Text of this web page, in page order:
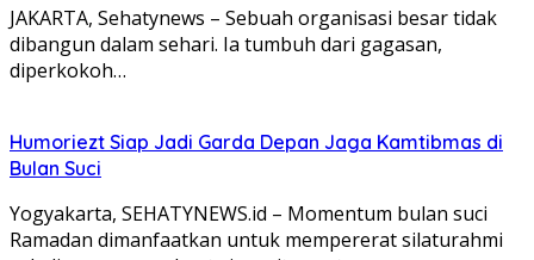
JAKARTA, Sehatynews – Sebuah organisasi besar tidak
dibangun dalam sehari. Ia tumbuh dari gagasan,
diperkokoh…
Humoriezt Siap Jadi Garda Depan Jaga Kamtibmas di
Bulan Suci
Yogyakarta, SEHATYNEWS.id – Momentum bulan suci
Ramadan dimanfaatkan untuk mempererat silaturahmi